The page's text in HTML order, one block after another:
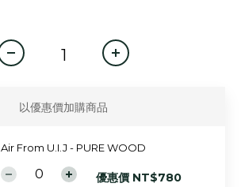
以優惠價加購商品
Air From U.I.J - PURE WOOD
優惠價 NT$780